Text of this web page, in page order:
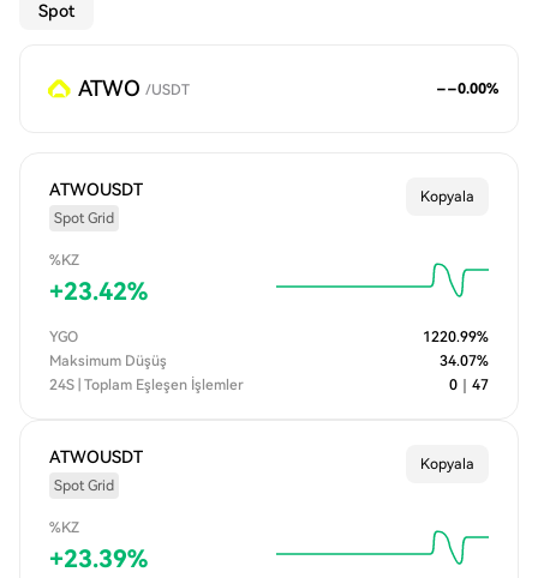
Spot
ATWO /USDT --0.00%
ATWOUSDT
Spot Grid
Kopyala
%KZ
+23.42%
YGO 1220.99%
Maksimum Düşüş
34.07%
24S | Toplam Eşleşen İşlemler
0 47
ATWOUSDT
Spot Grid
Kopyala
%KZ
+23.39%